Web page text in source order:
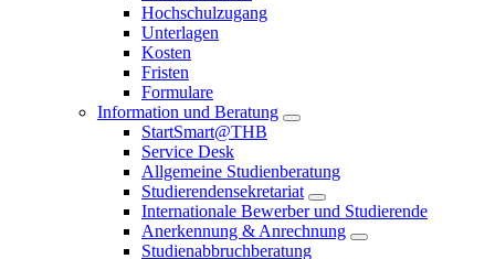
Hochschulzugang
Unterlagen
Kosten
Fristen
Formulare
Information und Beratung
StartSmart@THB
Service Desk
Allgemeine Studienberatung
Studierendensekretariat
Internationale Bewerber und Studierende
Anerkennung & Anrechnung
Studienabbruchberatung